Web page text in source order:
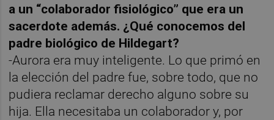
a un “colaborador fisiológico” que era un
sacerdote además. ¿Qué conocemos del
padre biológico de Hildegart?
-Aurora era muy inteligente. Lo que primó en
la elección del padre fue, sobre todo, que no
pudiera reclamar derecho alguno sobre su
hija. Ella necesitaba un colaborador y, por